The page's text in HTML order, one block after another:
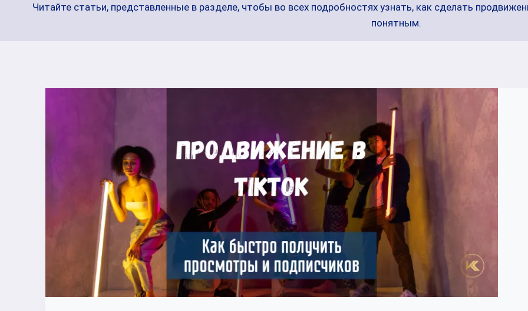
Читайте статьи, представленные в разделе, чтобы во всех подробностях узнать, как сделать
понятным.